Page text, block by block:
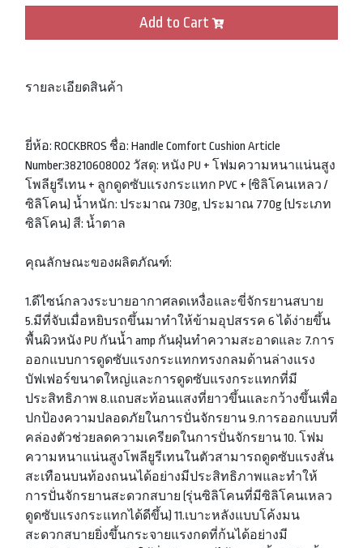
Add to Cart
รายละเอียดสินค้า
ยี่ห้อ: ROCKBROS ชื่อ: Handle Comfort Cushion Article
Number:38210608002 วัสดุ: หนัง PU + โฟมความหนาแน่นสูง
โพลียูรีเทน + ลูกดูดซับแรงกระแทก PVC + (ซิลิโคนเหลว /
ซิลิโคน) น้ำหนัก: ประมาณ 730g, ประมาณ 770g (ประเภท
ซิลิโคน) สี: น้ำตาล
คุณลักษณะของผลิตภัณฑ์:
1.ดีไซน์กลวงระบายอากาศลดเหงื่อและขี่จักรยานสบาย
5.มีที่จับเมื่อหยิบรถขึ้นมาทำให้ข้ามอุปสรรค 6 ได้ง่ายขึ้น
พื้นผิวหนัง PU กันน้ำ amp กันฝุ่นทำความสะอาดและ 7.การ
ออกแบบการดูดซับแรงกระแทกทรงกลมด้านล่างแรง
บัฟเฟอร์ขนาดใหญ่และการดูดซับแรงกระแทกที่มี
ประสิทธิภาพ 8.แถบสะท้อนแสงที่ยาวขึ้นและกว้างขึ้นเพื่อ
ปกป้องความปลอดภัยในการปั่นจักรยาน 9.การออกแบบที่
คล่องตัวช่วยลดความเครียดในการปั่นจักรยาน 10. โฟม
ความหนาแน่นสูงโพลียูรีเทนในตัวสามารถดูดซับแรงสั่น
สะเทือนบนท้องถนนได้อย่างมีประสิทธิภาพและทำให้
การปั่นจักรยานสะดวกสบาย (รุ่นซิลิโคนที่มีซิลิโคนเหลว
ดูดซับแรงกระแทกได้ดีขึ้น) 11.เบาะหลังแบบโค้งมน
สะดวกสบายยิ่งขึ้นกระจายแรงกดที่ก้นได้อย่างมี